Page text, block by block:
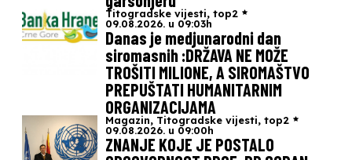
Titogradske vijesti, top2
09.08.2026. u 09:03h
Danas je medjunarodni dan
siromasnih :DRŽAVA NE MOŽE
TROŠITI MILIONE, A SIROMAŠTVO
PREPUŠTATI HUMANITARNIM
ORGANIZACIJAMA
Magazin, Titogradske vijesti, top2
09.08.2026. u 09:00h
ZNANJE KOJE JE POSTALO